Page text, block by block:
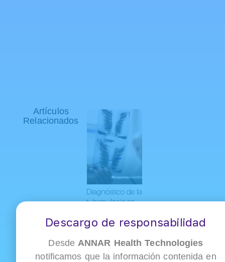
Artículos
Relacionados
Diagnóstico de la
tuberculosis en
actualización
OMS/OPS y
aplicación en
Colombia
Descargo de responsabilidad
DesdeANNAR Health Technologies
notificamos que la información contenida en